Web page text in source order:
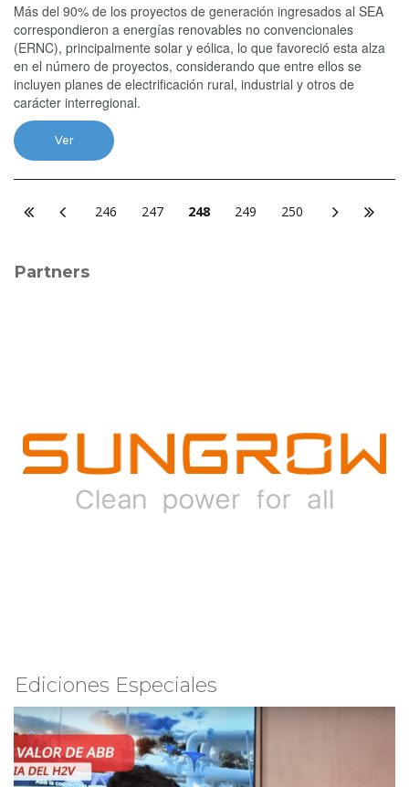
Más del 90% de los proyectos de generación ingresados al SEA
correspondieron a energías renovables no convencionales
(ERNC), principalmente solar y eólica, lo que favoreció esta alza
en el número de proyectos, considerando que entre ellos se
incluyen planes de electrificación rural, industrial y otros de
carácter interregional.
Ver
246 247 248 249 250
Partners
Ediciones Especiales